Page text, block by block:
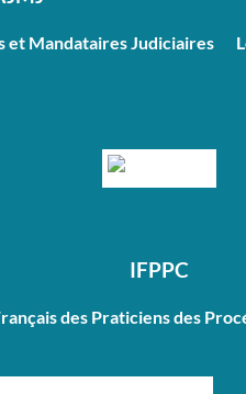
et Mandataires Judiciaires
IFPPC
des Praticiens des